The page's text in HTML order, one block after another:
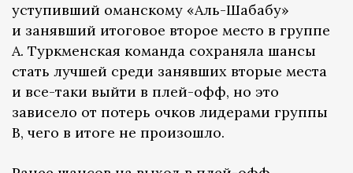
уступивший оманскому «Аль-Шабабу»
и занявший итоговое второе место в группе
А. Туркменская команда сохраняла шансы
стать лучшей среди занявших вторые места
и все-таки выйти в плей-офф, но это
зависело от потерь очков лидерами группы
B, чего в итоге не произошло.